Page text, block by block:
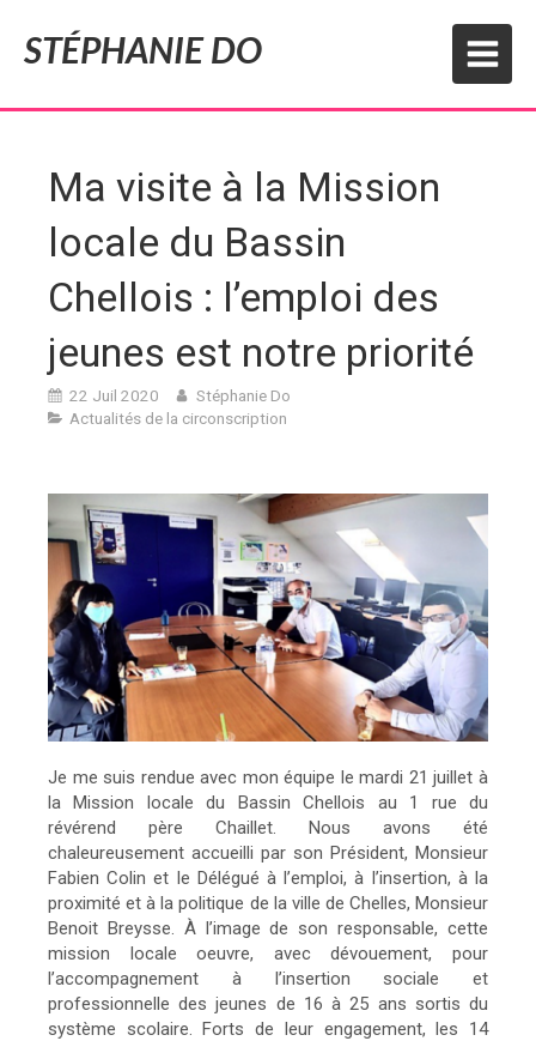
STÉPHANIE DO
Ma visite à la Mission
locale du Bassin
Chellois : l’emploi des
jeunes est notre priorité
22 Juil 2020
Stéphanie Do
Actualités de la circonscription
Je me suis rendue avec mon équipe le mardi 21 juillet à
la Mission locale du Bassin Chellois au 1 rue du
révérend père Chaillet. Nous avons été
chaleureusement accueilli par son Président, Monsieur
Fabien Colin et le Délégué à l’emploi, à l’insertion, à la
proximité et à la politique de la ville de Chelles, Monsieur
Benoit Breysse. À l’image de son responsable, cette
mission locale oeuvre, avec dévouement, pour
l’accompagnement à l’insertion sociale et
professionnelle des jeunes de 16 à 25 ans sortis du
système scolaire. Forts de leur engagement, les 14